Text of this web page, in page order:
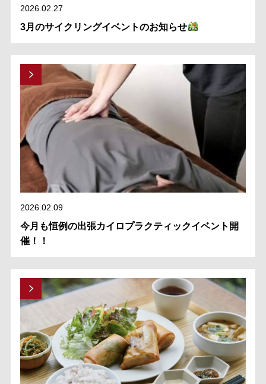
2026.02.27
3月のサイクリングイベントのお知らせ
2026.02.09
今月も恒例の出張カイロプラクティックイベント開
催！！